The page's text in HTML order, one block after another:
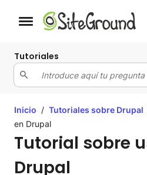
Botón de navegación móvil
Tutoriales
Inicio / Tutoriales sobre Drupal
en Drupal
Tutorial sobre
Drupal